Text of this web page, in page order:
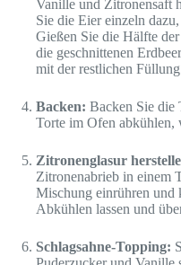
Vanille und Zitronensaft
Sie die Eier einzeln
Gießen Sie die Hälfte
die geschnittenen
mit der restlichen
Backen: Backen Sie die
Torte im Ofen abkühlen,
Zitronenglasur
Zitronenabrieb in einem
Mischung einrühren und
Abkühlen lassen und
Schlagsahne-Topping: